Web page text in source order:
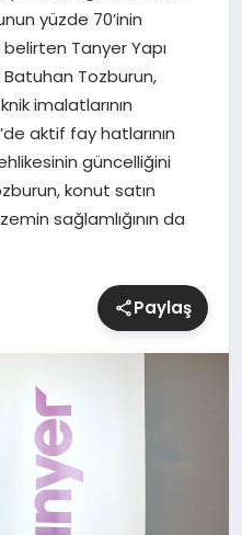
yüzde 70’inin
Tanyer Yapı
Tozburun,
imalatlarının
aktif fay hatlarının
güncelliğini
konut satın
sağlamlığının da
Paylaş